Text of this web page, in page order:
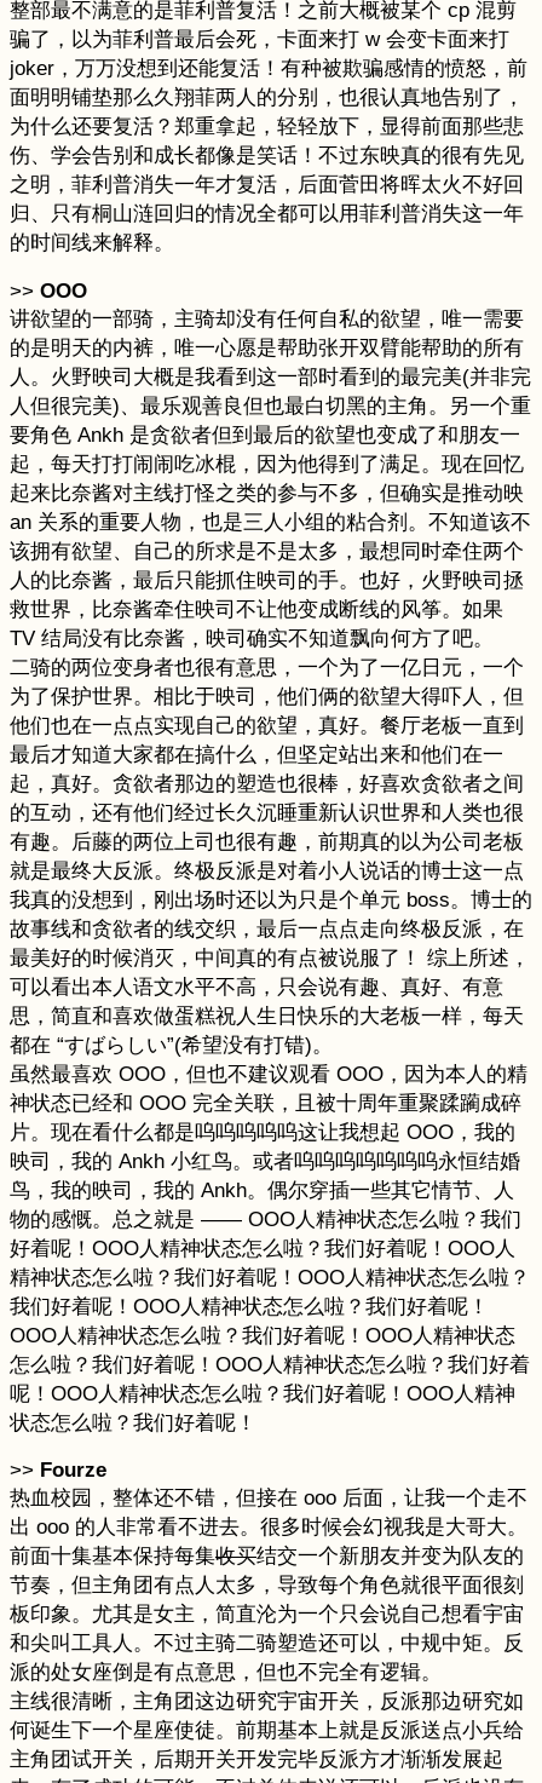
整部最不满意的是菲利普复活！之前大概被某个 cp 混剪
骗了，以为菲利普最后会死，卡面来打 w 会变卡面来打
joker，万万没想到还能复活！有种被欺骗感情的愤怒，前
面明明铺垫那么久翔菲两人的分别，也很认真地告别了，
为什么还要复活？郑重拿起，轻轻放下，显得前面那些悲
伤、学会告别和成长都像是笑话！不过东映真的很有先见
之明，菲利普消失一年才复活，后面菅田将晖太火不好回
归、只有桐山涟回归的情况全都可以用菲利普消失这一年
的时间线来解释。
>> OOO
讲欲望的一部骑，主骑却没有任何自私的欲望，唯一需要
的是明天的内裤，唯一心愿是帮助张开双臂能帮助的所有
人。火野映司大概是我看到这一部时看到的最完美(并非完
人但很完美)、最乐观善良但也最白切黑的主角。另一个重
要角色 Ankh 是贪欲者但到最后的欲望也变成了和朋友一
起，每天打打闹闹吃冰棍，因为他得到了满足。现在回忆
起来比奈酱对主线打怪之类的参与不多，但确实是推动映
an 关系的重要人物，也是三人小组的粘合剂。不知道该不
该拥有欲望、自己的所求是不是太多，最想同时牵住两个
人的比奈酱，最后只能抓住映司的手。也好，火野映司拯
救世界，比奈酱牵住映司不让他变成断线的风筝。如果
TV 结局没有比奈酱，映司确实不知道飘向何方了吧。
二骑的两位变身者也很有意思，一个为了一亿日元，一个
为了保护世界。相比于映司，他们俩的欲望大得吓人，但
他们也在一点点实现自己的欲望，真好。餐厅老板一直到
最后才知道大家都在搞什么，但坚定站出来和他们在一
起，真好。贪欲者那边的塑造也很棒，好喜欢贪欲者之间
的互动，还有他们经过长久沉睡重新认识世界和人类也很
有趣。后藤的两位上司也很有趣，前期真的以为公司老板
就是最终大反派。终极反派是对着小人说话的博士这一点
我真的没想到，刚出场时还以为只是个单元 boss。博士的
故事线和贪欲者的线交织，最后一点点走向终极反派，在
最美好的时候消灭，中间真的有点被说服了！ 综上所述，
可以看出本人语文水平不高，只会说有趣、真好、有意
思，简直和喜欢做蛋糕祝人生日快乐的大老板一样，每天
都在 “すばらしい”(希望没有打错)。
虽然最喜欢 OOO，但也不建议观看 OOO，因为本人的精
神状态已经和 OOO 完全关联，且被十周年重聚蹂躏成碎
片。现在看什么都是呜呜呜呜呜这让我想起 OOO，我的
映司，我的 Ankh 小红鸟。或者呜呜呜呜呜呜呜永恒结婚
鸟，我的映司，我的 Ankh。偶尔穿插一些其它情节、人
物的感慨。总之就是 —— OOO人精神状态怎么啦？我们
好着呢！OOO人精神状态怎么啦？我们好着呢！OOO人
精神状态怎么啦？我们好着呢！OOO人精神状态怎么啦？
我们好着呢！OOO人精神状态怎么啦？我们好着呢！
OOO人精神状态怎么啦？我们好着呢！OOO人精神状态
怎么啦？我们好着呢！OOO人精神状态怎么啦？我们好着
呢！OOO人精神状态怎么啦？我们好着呢！OOO人精神
状态怎么啦？我们好着呢！
>> Fourze
热血校园，整体还不错，但接在 ooo 后面，让我一个走不
出 ooo 的人非常看不进去。很多时候会幻视我是大哥大。
前面十集基本保持每集收买结交一个新朋友并变为队友的
节奏，但主角团有点人太多，导致每个角色就很平面很刻
板印象。尤其是女主，简直沦为一个只会说自己想看宇宙
和尖叫工具人。不过主骑二骑塑造还可以，中规中矩。反
派的处女座倒是有点意思，但也不完全有逻辑。
主线很清晰，主角团这边研究宇宙开关，反派那边研究如
何诞生下一个星座使徒。前期基本上就是反派送点小兵给
主角团试开关，后期开关开发完毕反派方才渐渐发展起